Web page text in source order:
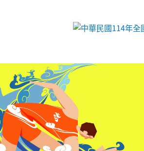
跳到主要內容